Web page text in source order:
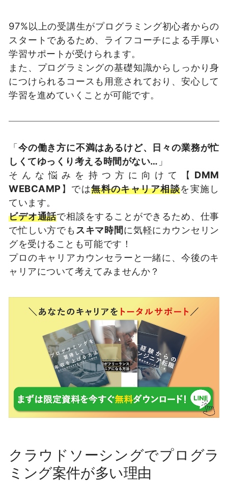
97%以上の受講生がプログラミング初心者からの
スタートであるため、ライフコーチによる手厚い
学習サポートが受けられます。
また、プログラミングの基礎知識からしっかり身
につけられるコースも用意されており、安心して
学習を進めていくことが可能です。
「今の働き方に不満はあるけど、日々の業務が忙
しくてゆっくり考える時間がない… 」
そんな悩みを持つ方に向けて【 DMM
WEBCAMP】では無料のキャリア相談を実施し
ています。
ビデオ通話で相談をすることができるため、仕事
で忙しい方でも スキマ時間に気軽にカウンセリン
グを受けることも可能です！
プロのキャリアカウンセラーと一緒に、今後のキ
ャリアについて考えてみませんか？
クラウドソーシングでプログラ
ミング案件が多い理由